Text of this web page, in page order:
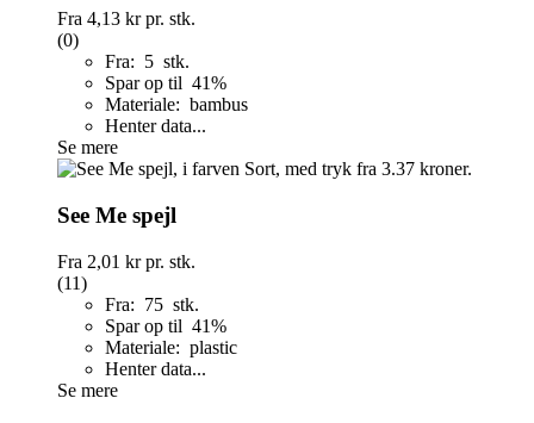
Fra 4,13 krpr. stk.
(0)
Fra: 5 stk.
Spar op til 41%
Materiale: bambus
Henter data...
Se mere
See Me spejl
Fra 2,01 krpr. stk.
(11)
Fra: 75 stk.
Spar op til 41%
Materiale: plastic
Henter data...
Se mere